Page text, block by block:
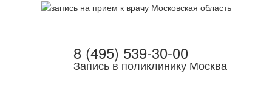
8 (495) 539-30-00
Запись в поликлинику Москва